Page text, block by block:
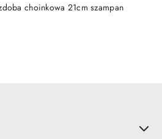
choinkowa 21cm szampan